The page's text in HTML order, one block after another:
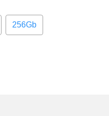
256Gb